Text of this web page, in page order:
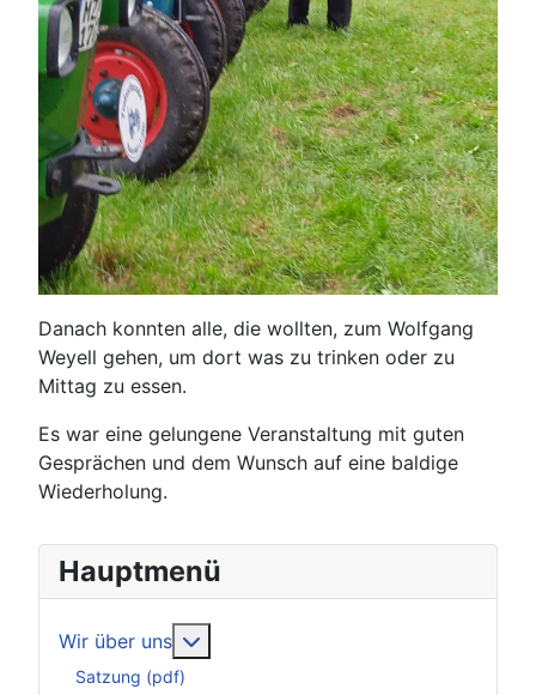
Danach konnten alle, die wollten, zum Wolfgang
Weyell gehen, um dort was zu trinken oder zu
Mittag zu essen.
Es war eine gelungene Veranstaltung mit guten
Gesprächen und dem Wunsch auf eine baldige
Wiederholung.
Hauptmenü
Wir über uns
Satzung (pdf)